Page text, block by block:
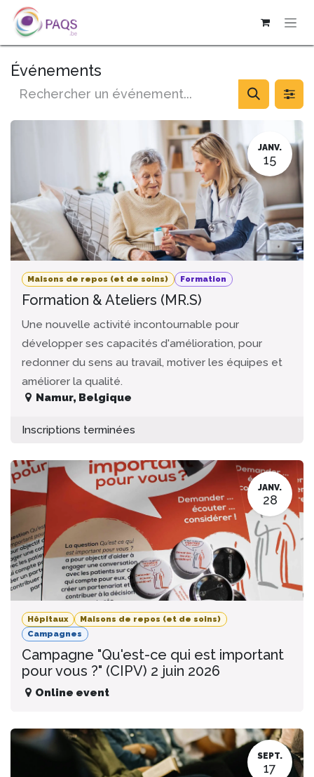
SE RENDRE AU CONTENU
Événements
JANV.
15
Maisons de repos (et de soins) Formation
Formation & Ateliers (MR.S)
Une nouvelle activité incontournable pour
développer ses capacités d'amélioration, pour
redonner du sens au travail, motiver les équipes et
améliorer la qualité.
Namur, Belgique
Inscriptions terminées
JANV.
28
Hôpitaux
Maisons de repos (et de soins)
Campagnes
Campagne "Qu'est-ce qui est important
pour vous ?" (CIPV) 2 juin 2026
Online event
SEPT.
17